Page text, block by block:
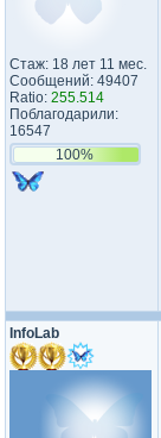
Стаж: 18 лет 11 мес.
Сообщений: 49407
Ratio: 255.514
Поблагодарили:
16547
100%
InfoLab